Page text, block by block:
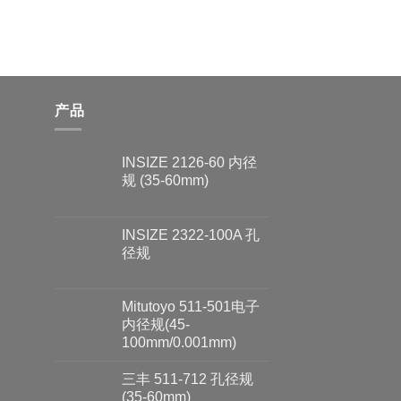
产品
INSIZE 2126-60 内径
规 (35-60mm)
INSIZE 2322-100A 孔
径规
Mitutoyo 511-501电子
内径规(45-
100mm/0.001mm)
三丰 511-712 孔径规
(35-60mm)